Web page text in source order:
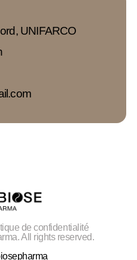
UNIFARCO
de confidentialité
All rights reserved.